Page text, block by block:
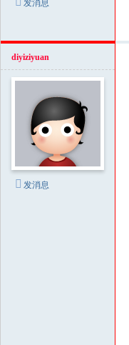
发消息
diyiziyuan
发消息